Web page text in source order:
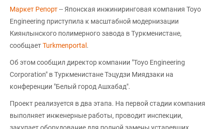
Маркет Репорт-- Японская инжиниринговая компания Toyo
Engineering приступила к масштабной модернизации
Киянлынского полимерного завода в Туркменистане,
сообщаетTurkmenportal.
Об этом сообщил директор компании "Toyo Engineering
Corporation" в Туркменистане Тэцудзи Миядзаки на
конференции "Белый город Ашхабад".
Проект реализуется в два этапа. На первой стадии компания
выполняет инженерные работы, проводит инспекции,
закупает оборудование для полной замены устаревших